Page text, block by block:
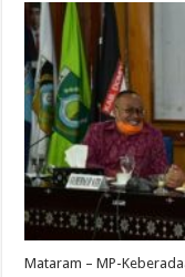
Mataram – MP-